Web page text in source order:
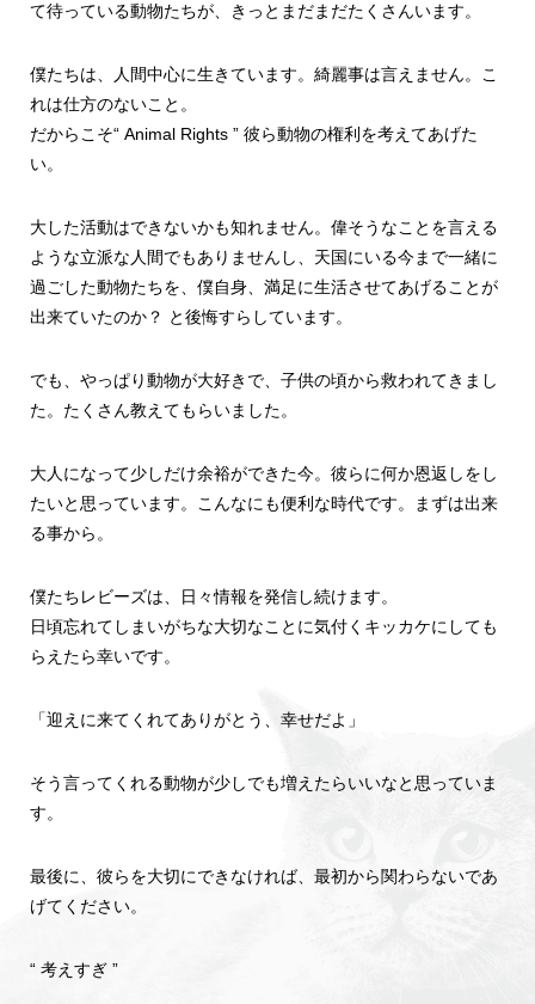
て待っている動物たちが、きっとまだまだたくさんいます。
僕たちは、人間中心に生きています。綺麗事は言えません。こ
れは仕方のないこと。
だからこそ“ Animal Rights ” 彼ら動物の権利を考えてあげた
い。
大した活動はできないかも知れません。偉そうなことを言える
ような立派な人間でもありませんし、天国にいる今まで一緒に
過ごした動物たちを、僕自身、満足に生活させてあげることが
出来ていたのか？ と後悔すらしています。
でも、やっぱり動物が大好きで、子供の頃から救われてきまし
た。たくさん教えてもらいました。
大人になって少しだけ余裕ができた今。彼らに何か恩返しをし
たいと思っています。こんなにも便利な時代です。まずは出来
る事から。
僕たちレビーズは、日々情報を発信し続けます。
日頃忘れてしまいがちな大切なことに気付くキッカケにしても
らえたら幸いです。
「迎えに来てくれてありがとう、幸せだよ」
そう言ってくれる動物が少しでも増えたらいいなと思っていま
す。
最後に、彼らを大切にできなければ、最初から関わらないであ
げてください。
“ 考えすぎ ”